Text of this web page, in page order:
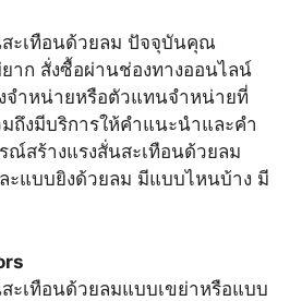
ะเทือนด้วยลม ปัจจุบันคุณ
าก สั่งซื้อผ่านช่องทางออนไลน์
จำหน่ายหรือตัวแทนจำหน่ายที่
ถึงมีบริการให้คำแนะนำและคำ
สร้างแรงสั่นสะเทือนด้วยลม
ะแบบยิงด้วยลม มีแบบไหนบ้าง มี
ะเทือนด้วยลมแบบเขย่าหรือแบบ